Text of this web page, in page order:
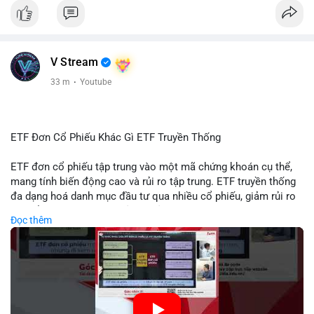
V Stream
33 m · Youtube
ETF Đơn Cổ Phiếu Khác Gì ETF Truyền Thống
ETF đơn cổ phiếu tập trung vào một mã chứng khoán cụ thể,
mang tính biến động cao và rủi ro tập trung. ETF truyền thống
đa dạng hoá danh mục đầu tư qua nhiều cổ phiếu, giảm rủi ro
sản và mức độ tiếp xúc với thị trường.
🎥 Xem video trực tiếp tại:
Nguồn: Tài chính & Kinh doanh
Đọc thêm